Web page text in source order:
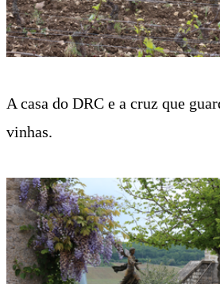
A casa do DRC e a cruz que
vinhas.